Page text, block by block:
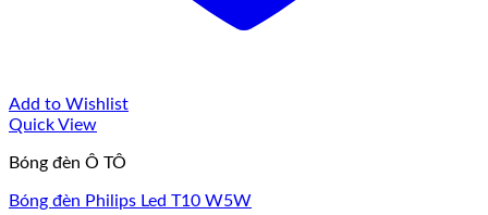
Add to Wishlist
Quick View
Bóng đèn Ô TÔ
Bóng đèn Philips Led T10 W5W